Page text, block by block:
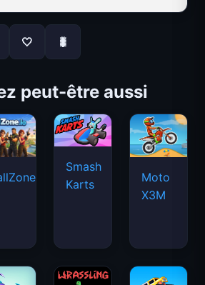
🤍 🐛
peut-être aussi
Smash
Karts
Moto
X3M